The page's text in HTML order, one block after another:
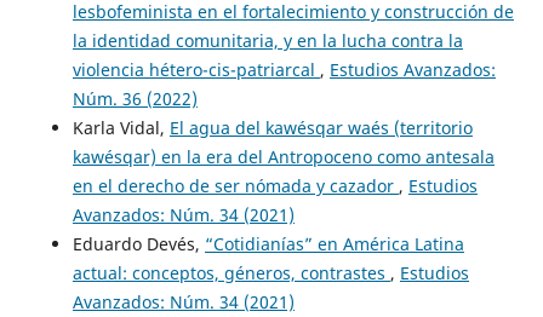
lesbofeminista en el fortalecimiento y construcción de
la identidad comunitaria, y en la lucha contra la
violencia hétero-cis-patriarcal , Estudios Avanzados:
Núm. 36 (2022)
Karla Vidal, El agua del kawésqar waés (territorio
kawésqar) en la era del Antropoceno como antesala
en el derecho de ser nómada y cazador , Estudios
Avanzados: Núm. 34 (2021)
Eduardo Devés, “Cotidianías” en América Latina
actual: conceptos, géneros, contrastes , Estudios
Avanzados: Núm. 34 (2021)